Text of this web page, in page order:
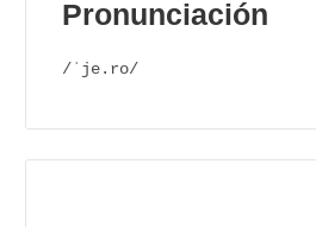
Pronunciación
/ˈje.ro/